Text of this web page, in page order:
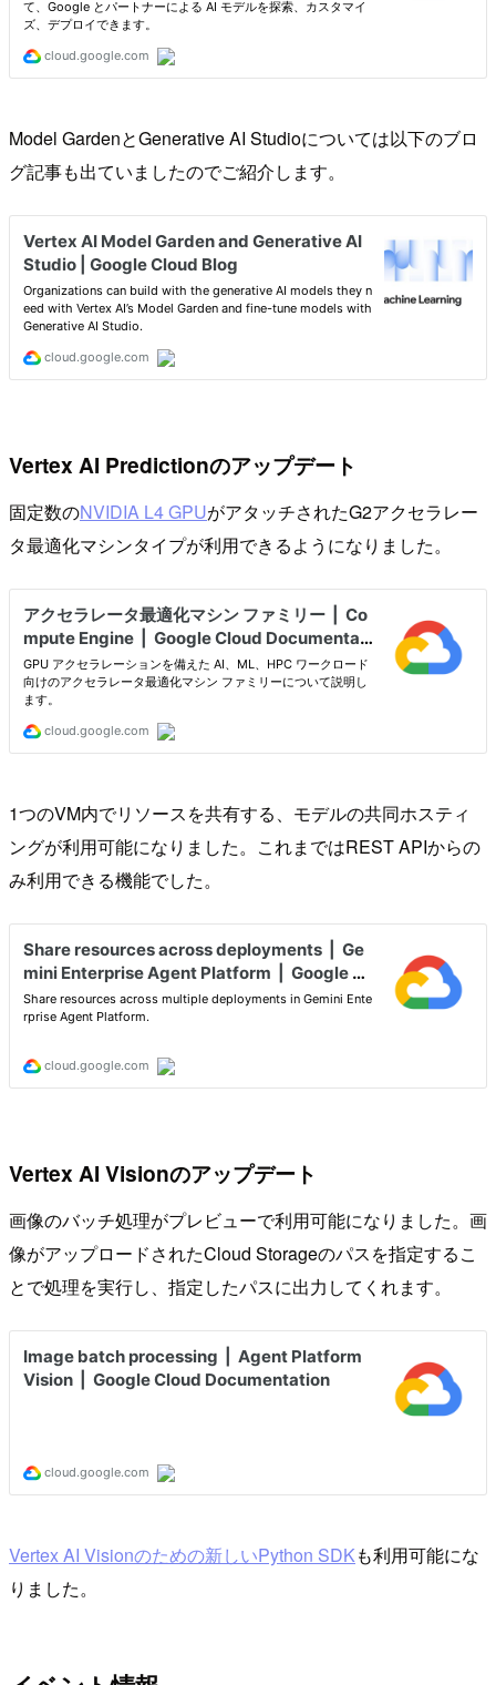
Model GardenとGenerative AI Studioについては以下のブロ
グ記事も出ていましたのでご紹介します。
Vertex AI Predictionのアップデート
固定数のNVIDIA L4 GPUがアタッチされたG2アクセラレー
タ最適化マシンタイプが利用できるようになりました。
1つのVM内でリソースを共有する、モデルの共同ホスティ
ングが利用可能になりました。これまではREST APIからの
み利用できる機能でした。
Vertex AI Visionのアップデート
画像のバッチ処理がプレビューで利用可能になりました。画
像がアップロードされたCloud Storageのパスを指定するこ
とで処理を実行し、指定したパスに出力してくれます。
Vertex AI Visionのための新しいPython SDKも利用可能にな
りました。